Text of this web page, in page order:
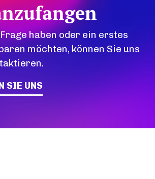
haben oder ein erstes
möchten, können Sie uns
SIE UNS